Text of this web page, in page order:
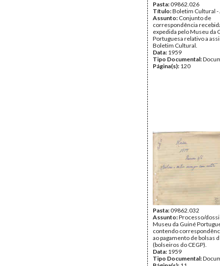
Pasta:09862.026
Título:Boletim Cultural -
Assunto: Conjunto de
correspondência
expedida pelo Museu da
Portuguesa relativo a
Boletim Cultural.
Data: 1959
Tipo Documental:
Página(s): 120
Pasta:09862.032
Assunto:Processo/
Museu da Guiné
contendo
ao pagamento de bolsas
(bolseiros do CEGP).
Data: 1959
Tipo Documental: